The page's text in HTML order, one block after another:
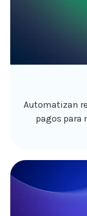
Automatizan
pagos para